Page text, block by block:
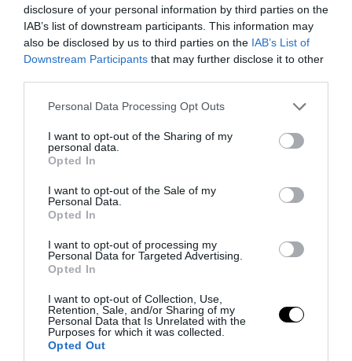
disclosure of your personal information by third parties on the
IAB’s list of downstream participants. This information may
also be disclosed by us to third parties on the IAB’s List of
Downstream Participants that may further disclose it to other
Please note that this website/app uses one or more Google
not limited to your visit or usage behaviour. You may click to
grant or deny consent to Google and its third-party tags to
use your data for below specified purposes in below Google
consent section.
Personal Data Processing Opt Outs
I want to opt-out of the Sharing of my
personal data.
Opted In
I want to opt-out of the Sale of my
Personal Data.
Opted In
I want to opt-out of processing my
Personal Data for Targeted Advertising.
Opted In
I want to opt-out of Collection, Use,
Retention, Sale, and/or Sharing of my
Personal Data that Is Unrelated with the
Purposes for which it was collected.
Opted Out
PRONEWS.GR /CELEBRITIES
Ανέβηκε ο υδράργυρος με τα
στιγμιότυπα της Β.Χατζηθεοδώρου:
Πόζαρε μόνο με το λεοπάρ μαγιό της –
Δείτε φωτογραφίες
08.08.2026 | 14:23